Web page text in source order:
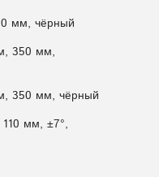
мм, чёрный
350 мм,
350 мм, чёрный
мм, ±7°,